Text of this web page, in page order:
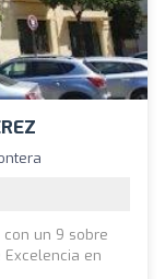
un 9 sobre
Excelencia en